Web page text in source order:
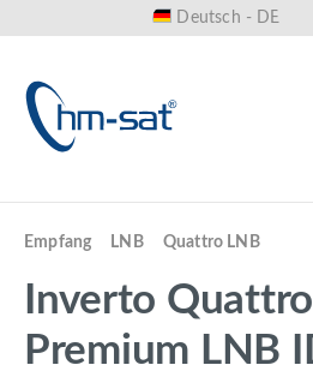
Deutsch - DE
Empfang LNB Quattro LNB
Inverto
Premium LNB